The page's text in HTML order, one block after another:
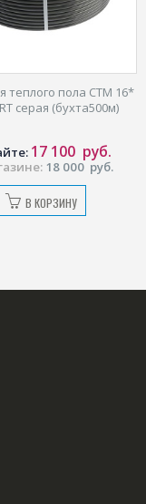
Труба для теплого
SPX PEX A 20*2,0
в магазине:19
на сайте:18 335